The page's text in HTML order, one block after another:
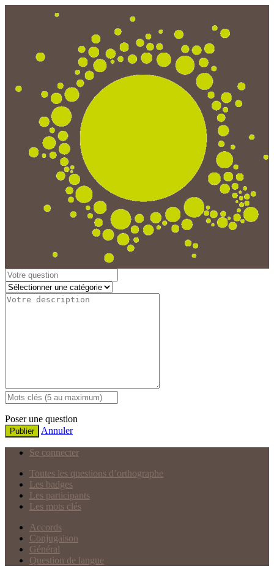
Poser une question
Publier Annuler
Se connecter
Toutes les questions d’orthographe
Les badges
Les participants
Les mots clés
Accords
Conjugaison
Général
Question de langue